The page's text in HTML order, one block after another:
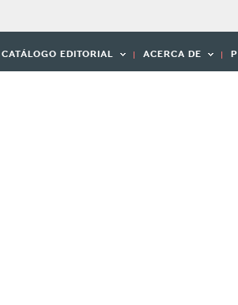
CATÁLOGO EDITORIAL ACERCA DE